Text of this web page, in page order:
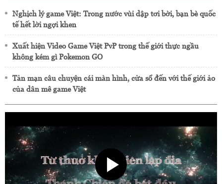
Nghịch lý game Việt: Trong nước vùi dập tơi bời, bạn bè quốc
tế hết lời ngợi khen
Xuất hiện Video Game Việt PvP trong thế giới thực ngầu
không kém gì Pokemon GO
Tản mạn câu chuyện cái màn hình, cửa sổ đến với thế giới ảo
của dân mê game Việt